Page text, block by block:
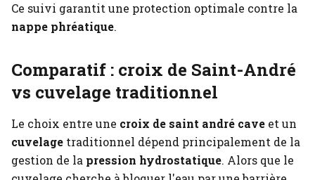
Ce suivi garantit une protection optimale contre la
nappe phréatique.
Comparatif : croix de Saint-André
vs cuvelage traditionnel
Le choix entre une croix de saint andré cave et un
cuvelage traditionnel dépend principalement de la
gestion de la pression hydrostatique. Alors que le